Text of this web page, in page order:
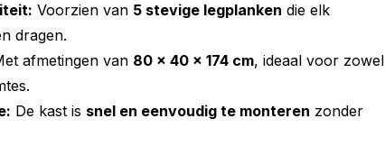
Voorzien van 5 stevige legplanken die elk
dragen.
afmetingen van 80 x 40 x 174 cm, ideaal voor zowel
De kast is snel en eenvoudig te monteren zonder